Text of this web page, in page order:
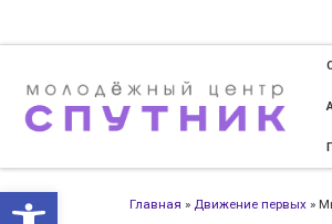
Открыть панель
Главная » Движение первых »